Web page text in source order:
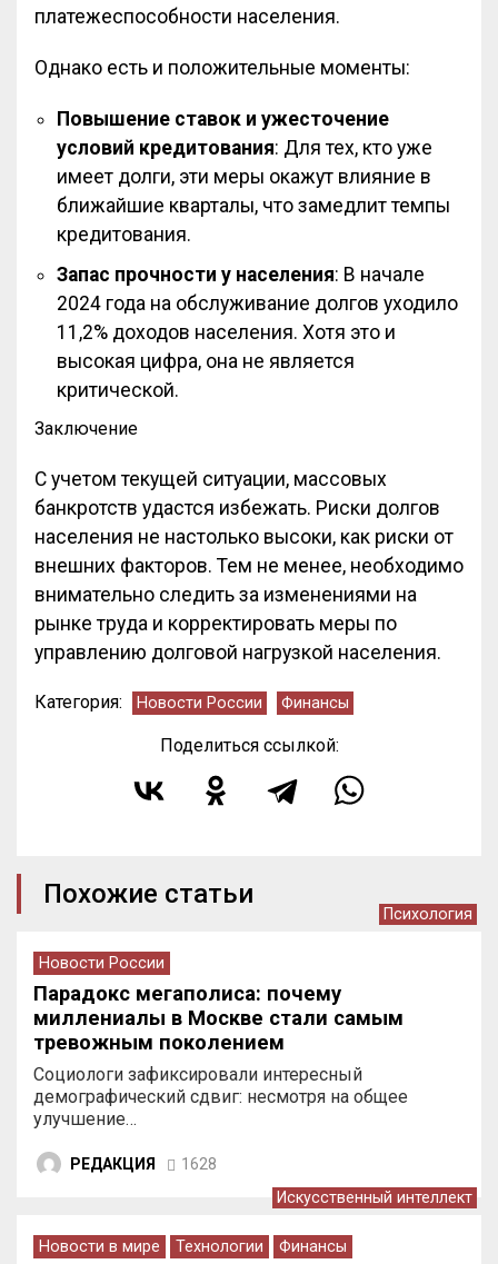
платежеспособности населения.
Однако есть и положительные моменты:
Повышение ставок и ужесточение
условий кредитования: Для тех, кто уже
имеет долги, эти меры окажут влияние в
ближайшие кварталы, что замедлит темпы
кредитования.
Запас прочности у населения: В начале
2024 года на обслуживание долгов уходило
11,2% доходов населения. Хотя это и
высокая цифра, она не является
критической.
Заключение
С учетом текущей ситуации, массовых
банкротств удастся избежать. Риски долгов
населения не настолько высоки, как риски от
внешних факторов. Тем не менее, необходимо
внимательно следить за изменениями на
рынке труда и корректировать меры по
управлению долговой нагрузкой населения.
Категория: Новости России Финансы
Поделиться ссылкой:
Похожие статьи
Психология
Новости России
Парадокс мегаполиса: почему
миллениалы в Москве стали самым
тревожным поколением
Социологи зафиксировали интересный
демографический сдвиг: несмотря на общее
улучшение…
РЕДАКЦИЯ 1628
Искусственный интеллект
Новости в мире Технологии Финансы